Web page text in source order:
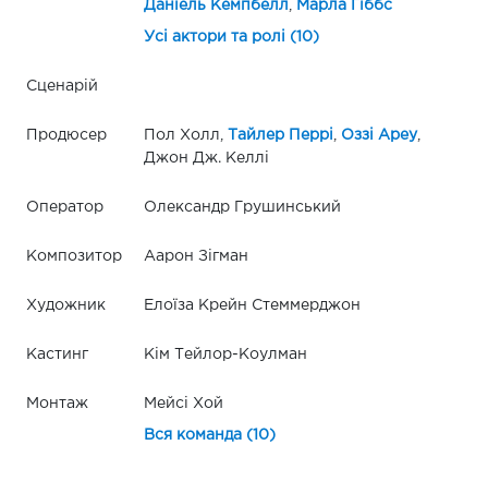
Даніель Кемпбелл
Марла Гіббс
Усі актори та ролі (10)
Сценарій
Продюсер Пол Холл, Тайлер Перрі Оззі Ареу,
Джон Дж. Келлі
Оператор Олександр Грушинський
Композитор Аарон Зігман
Художник Елоїза Крейн Стеммерджон
Кастинг Кім Тейлор-Коулман
Монтаж Мейсі Хой
Вся команда (10)